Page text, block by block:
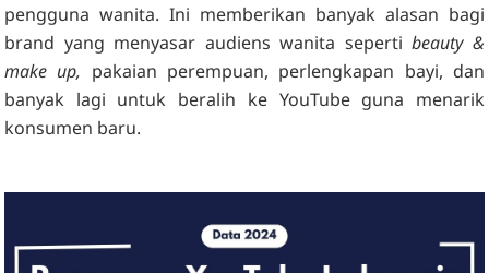
pengguna wanita. Ini memberikan banyak alasan bagi
brand yang menyasar audiens wanita sepertibeauty &
make up, pakaian perempuan, perlengkapan bayi, dan
banyak lagi untuk beralih ke YouTube guna menarik
konsumen baru.